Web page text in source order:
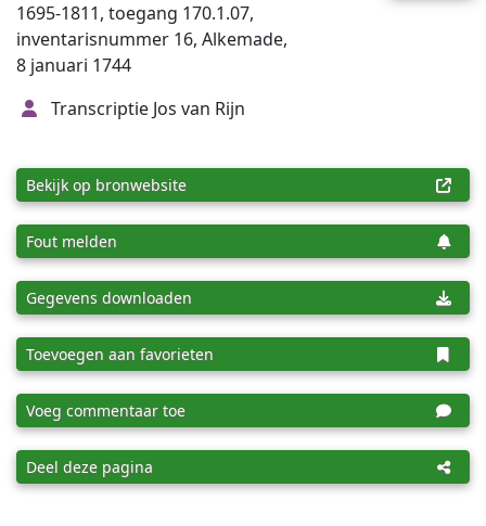
1695-1811, toegang 170.1.07,
inventarisnummer 16, Alkemade,
8 januari 1744
Transcriptie Jos van Rijn
Bekijk op bronwebsite
Fout melden
Gegevens downloaden
Toevoegen aan favorieten
Voeg commentaar toe
Deel deze pagina